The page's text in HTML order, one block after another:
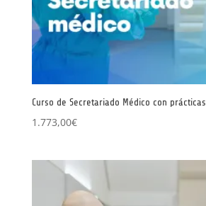
Curso de Secretariado Médico con prácticas
1.773,00€